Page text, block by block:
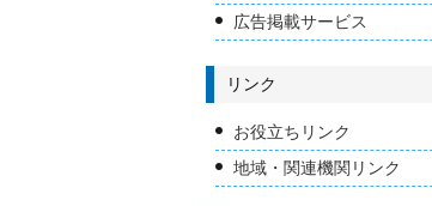
広告掲載サービス
リンク
お役立ちリンク
地域・関連機関リンク